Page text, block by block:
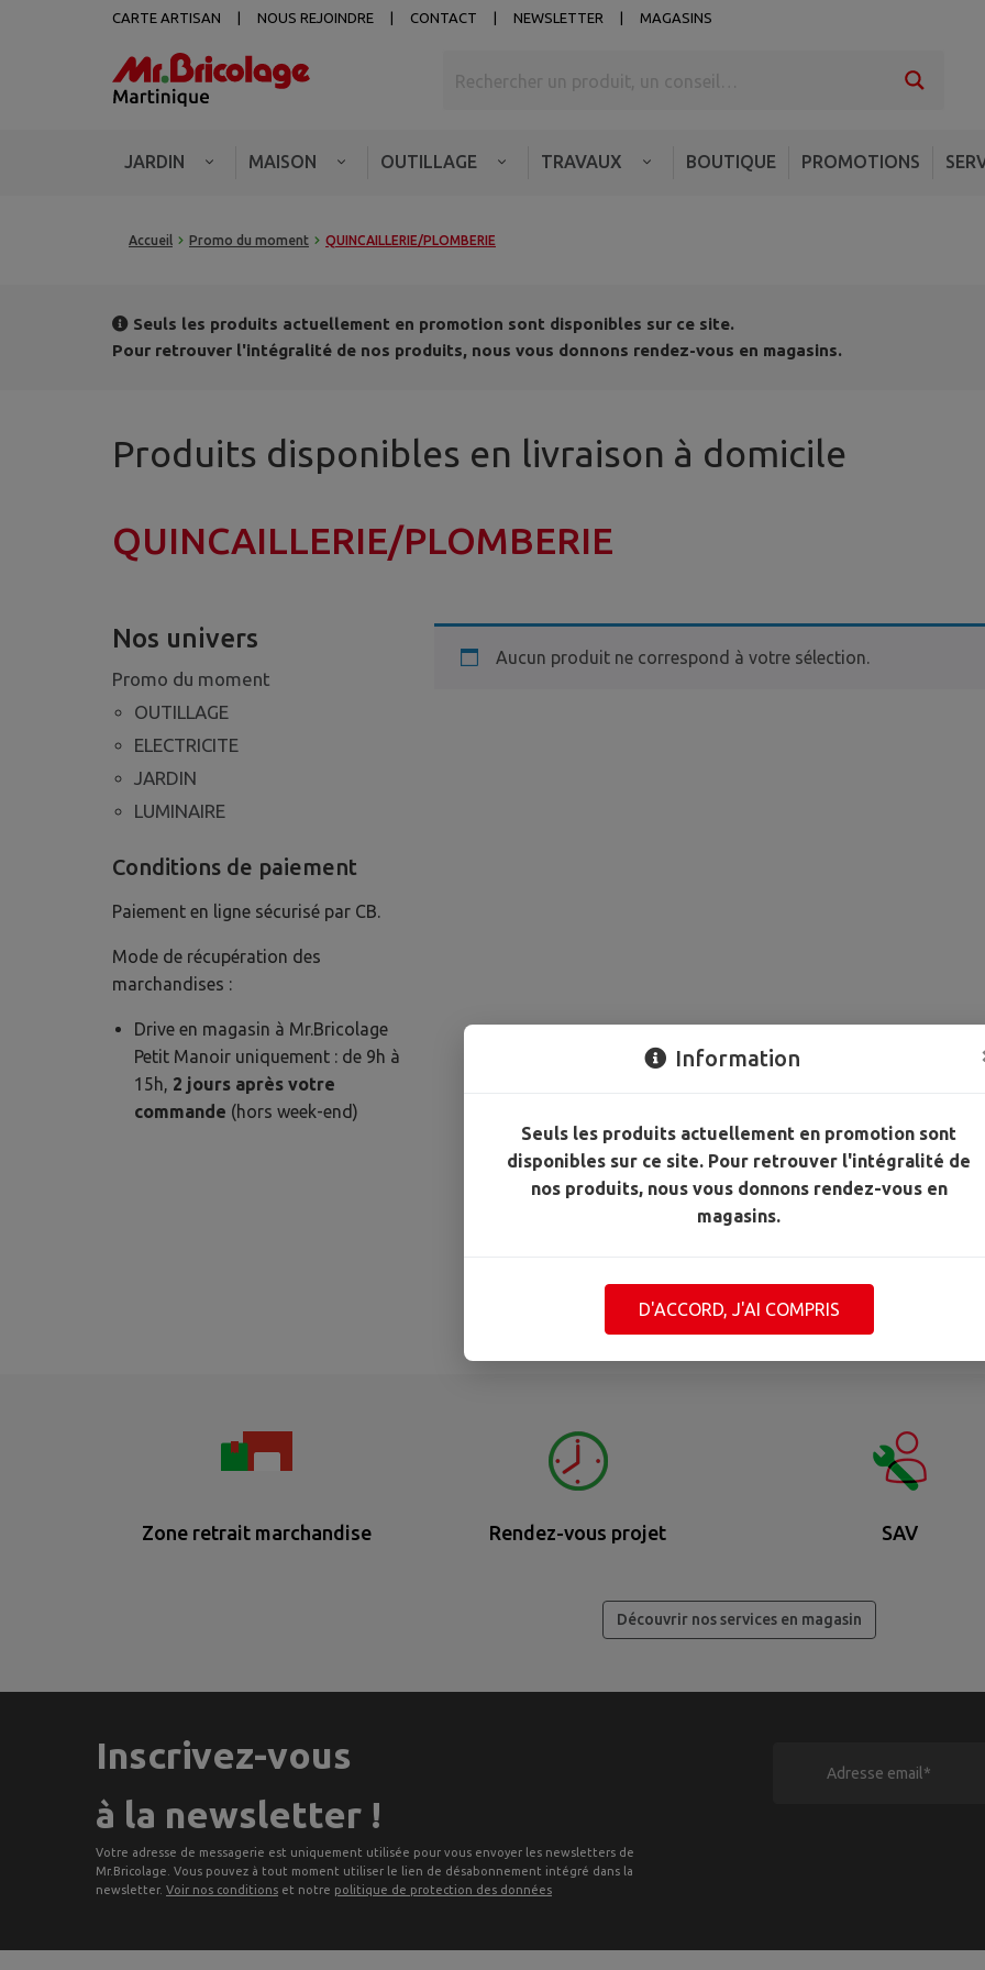
CARTE ARTISAN NOUS REJOINDRE CONTACT NEWSLETTER MAGASINS
JARDIN MAISON OUTILLAGE TRAVAUX BOUTIQUE PROMOTIONS
Accueil Promo du moment QUINCAILLERIE/PLOMBERIE
Seuls les produits actuellement en promotion sont disponibles sur ce site.
Pour retrouver l'intégralité de nos produits, nous vous donnons rendez-vous en magasins.
Produits disponibles en livraison à domicile
QUINCAILLERIE/PLOMBERIE
Nos univers
Promo du moment
OUTILLAGE
ELECTRICITE
JARDIN
LUMINAIRE
Conditions de paiement
Paiement en ligne sécurisé par CB.
Mode de récupération des
marchandises :
Drive en magasin à Mr.Bricolage
Petit Manoir uniquement : de 9h à
15h, 2 jours après votre
commande (hors week-end)
Aucun produit ne correspond à votre sélection.
Zone retrait marchandise Rendez-vous projet SAV
Découvrir nos services en magasin
Inscrivez-vous
à la newsletter !
Votre adresse de messagerie est uniquement utilisée pour vous envoyer les newsletters de
Mr.Bricolage. Vous pouvez à tout moment utiliser le lien de désabonnement intégré dans la
newsletter. Voir nos conditions et notre politique de protection des données
Information
Seuls les produits actuellement en promotion sont
disponibles sur ce site. Pour retrouver l'intégralité de
nos produits, nous vous donnons rendez-vous en
magasins.
D'ACCORD, J'AI COMPRIS